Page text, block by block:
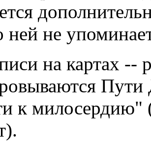
ней не
на картах --
к милосердию"